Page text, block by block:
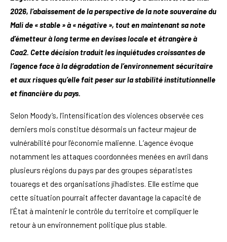
2026, l’abaissement de la perspective de la note souveraine du
Mali de « stable » à « négative », tout en maintenant sa note
d’émetteur à long terme en devises locale et étrangère à
Caa2. Cette décision traduit les inquiétudes croissantes de
l’agence face à la dégradation de l’environnement sécuritaire
et aux risques qu’elle fait peser sur la stabilité institutionnelle
et financière du pays.
Selon Moody’s, l’intensification des violences observée ces
derniers mois constitue désormais un facteur majeur de
vulnérabilité pour l’économie malienne. L’agence évoque
notamment les attaques coordonnées menées en avril dans
plusieurs régions du pays par des groupes séparatistes
touaregs et des organisations jihadistes. Elle estime que
cette situation pourrait affecter davantage la capacité de
l’État à maintenir le contrôle du territoire et compliquer le
retour à un environnement politique plus stable.